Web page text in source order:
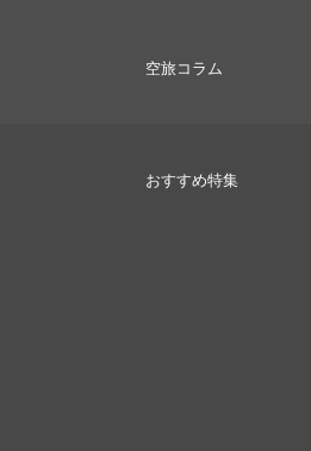
空旅コラム
おすすめ特集